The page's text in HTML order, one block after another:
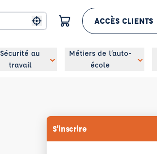
Me géolocaliser
ACCÈS CLIENTS
Sécurité au
travail
Métiers de l’auto-
école
S'inscrire